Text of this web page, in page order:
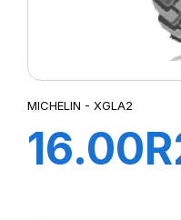
MICHELIN - XGLA2